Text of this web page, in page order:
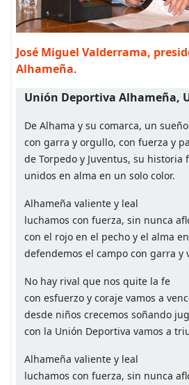
José Miguel Valderrama,
Alhameña.
Unión Deportiva Alhameña,
De Alhama y su comarca, un
con garra y orgullo, con fuerza y
de Torpedo y Juventus, su historia
unidos en alma en un solo color.
Alhameña valiente y leal
luchamos con fuerza, sin nunca
con el rojo en el pecho y el alma
defendemos el campo con garra y
No hay rival que nos quite la fe
con esfuerzo y coraje vamos a
desde niños crecemos soñando
con la Unión Deportiva vamos a
Alhameña valiente y leal
luchamos con fuerza, sin nunca